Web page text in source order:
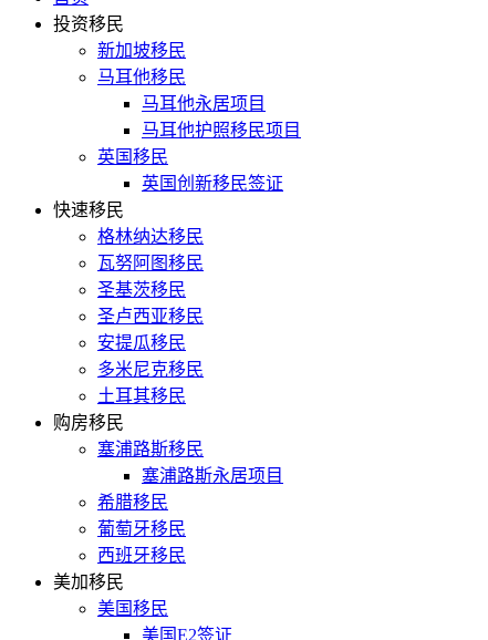
投资移民
新加坡移民
马耳他移民
马耳他永居项目
马耳他护照移民项目
英国移民
英国创新移民签证
快速移民
格林纳达移民
瓦努阿图移民
圣基茨移民
圣卢西亚移民
安提瓜移民
多米尼克移民
土耳其移民
购房移民
塞浦路斯移民
塞浦路斯永居项目
希腊移民
葡萄牙移民
西班牙移民
美加移民
美国移民
美国E2签证